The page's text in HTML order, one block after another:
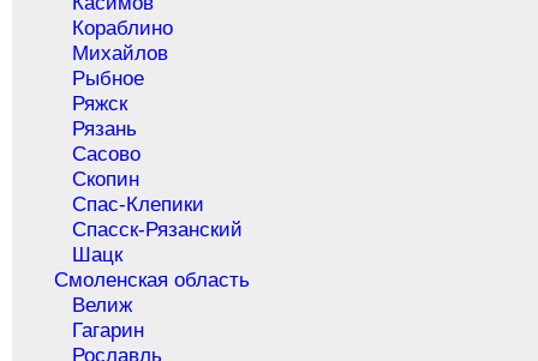
Кораблино
Михайлов
Рыбное
Ряжск
Рязань
Сасово
Скопин
Спас-Клепики
Спасск-Рязанский
Шацк
Смоленская область
Велиж
Гагарин
Рославль